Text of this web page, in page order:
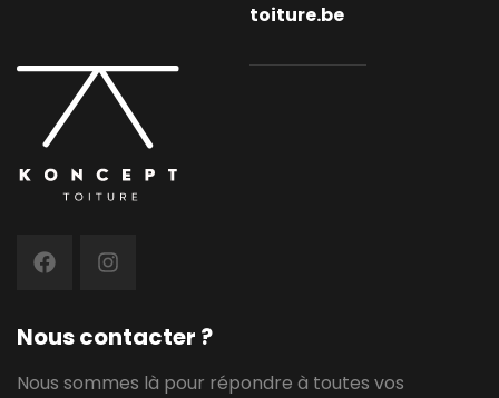
toiture.be
Nous contacter ?
Nous sommes là pour répondre à toutes vos